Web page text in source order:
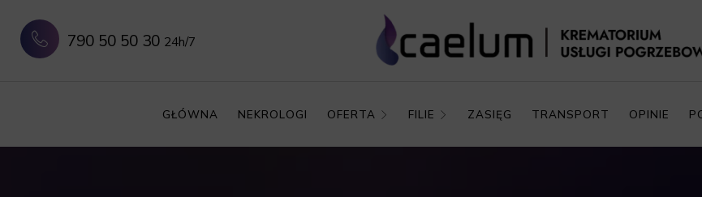
790 50 50 30 24h/7
GŁÓWNA NEKROLOGI OFERTA FILIE ZASIĘG TRANSPORT OPINIE